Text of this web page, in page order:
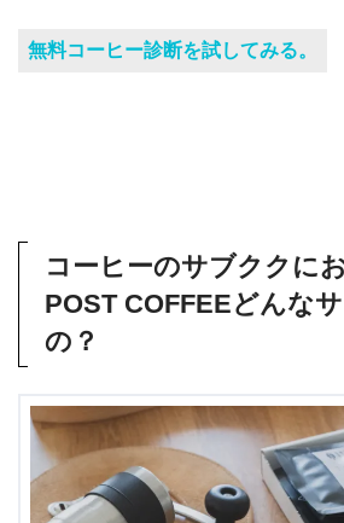
無料コーヒー診断を試してみる。
コーヒーのサブククに
POST COFFEEどんな
の？